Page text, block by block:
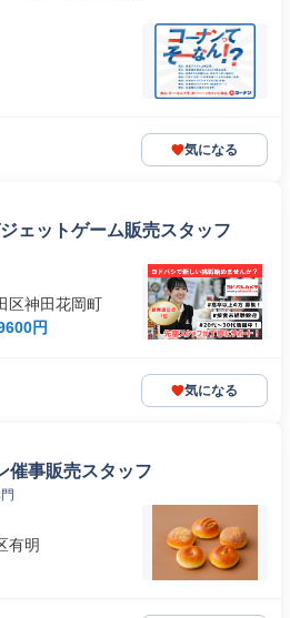
気になる
ェットゲーム販売スタッフ
区神田花岡町
円
気になる
催事販売スタッフ
有明